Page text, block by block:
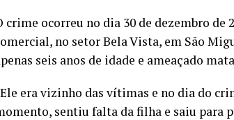
crime ocorreu no dia 30 de dezembro
no setor Bela Vista, em São
seis anos de idade e ameaçado
era vizinho das vítimas e no dia do
sentiu falta da filha e saiu para